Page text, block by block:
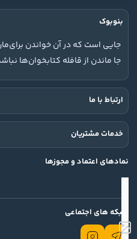
بنوبوک
جایی است که در آن خواندن
جا ماندن از قافله کتابخوان‌ها
ارتباط با ما
خدمات مشتریان
نمادهای اعتماد و مجوزها
شبکه های اجتماعی